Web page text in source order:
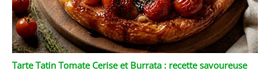
Tarte Tatin Tomate Cerise et Burrata : recette savoureuse